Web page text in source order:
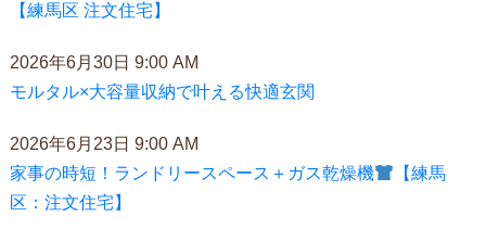
【練馬区 注文住宅】
2026年6月30日 9:00 AM
モルタル×大容量収納で叶える快適玄関
2026年6月23日 9:00 AM
家事の時短！ランドリースペース＋ガス乾燥機
【練馬
区：注文住宅】